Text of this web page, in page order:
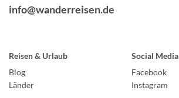
info@wanderreisen.de
Reisen & Urlaub
Blog
Länder
Social Media
Facebook
Instagram